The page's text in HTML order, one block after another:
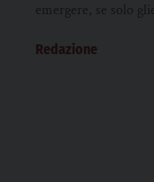
emergere, se solo
Redazione